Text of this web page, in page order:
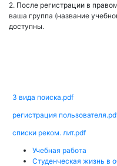
2. После регистрации в
ваша группа (название
доступны.
3 вида поиска.pdf
регистрация
списки реком. лит.pdf
Учебная работа
Студенческая жизнь в